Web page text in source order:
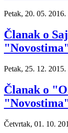
Petak, 20. 05. 2016.
Članak o
Petak, 25. 12. 2015.
Članak o
Četvrtak, 01. 10.